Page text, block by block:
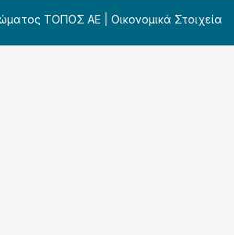
ΤΟΠΟΣ ΑΕ | Οικονομικά Στοιχεία